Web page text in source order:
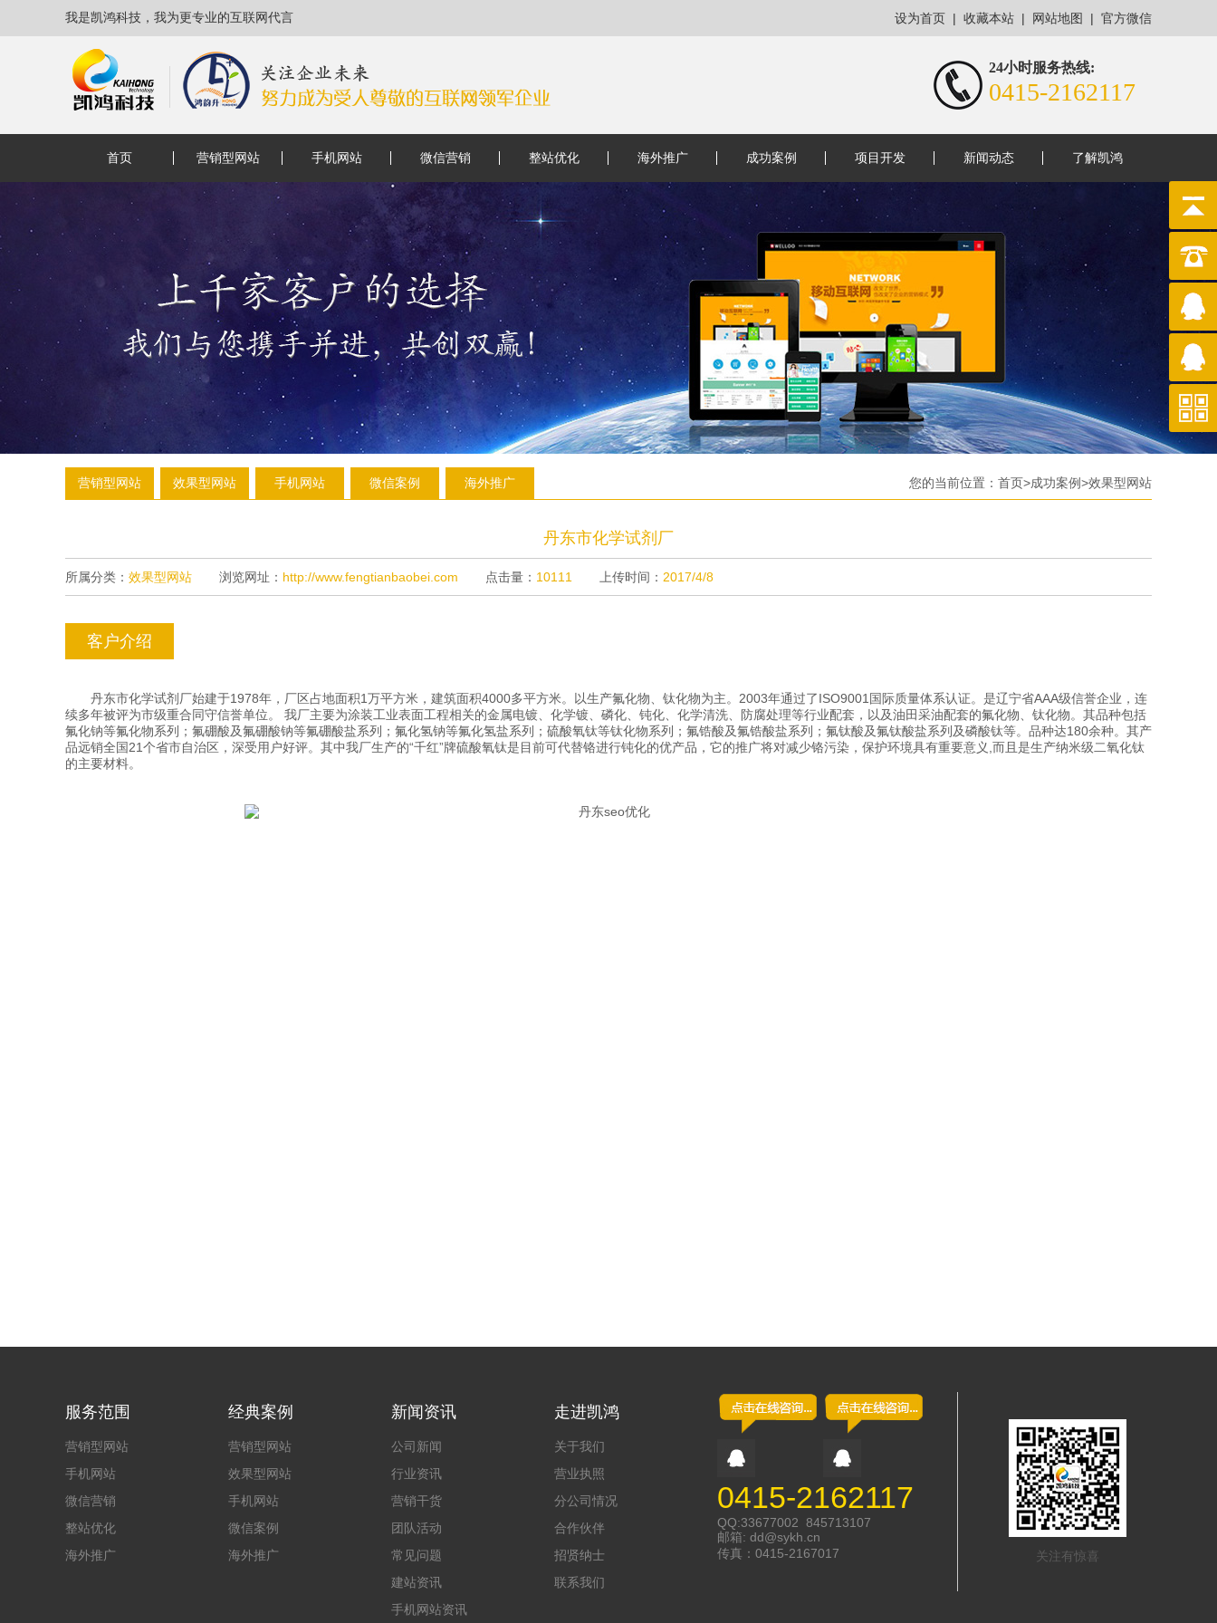
我是凯鸿科技，我为更专业的互联网代言 设为首页 | 收藏本站 | 网站地图 | 官方微信
24小时服务热线:
0415-2162117
首页 营销型网站 手机网站 微信营销 整站优化 海外推广 成功案例 项目开发 新闻动态 了解凯鸿
营销型网站 效果型网站 手机网站 微信案例 海外推广 您的当前位置： 首页>成功案例>效果型网站
丹东市化学试剂厂
所属分类： 效果型网站 浏览网址： http://www.fengtianbaobei.com 点击量： 10111 上传时间： 2017/4/8
客户介绍
丹东市化学试剂厂始建于1978年，厂区占地面积1万平方米，建筑面积4000多平方米。以生产氟化物、钛化物为主。2003年通过了ISO9001国际质量体系认证。是辽宁省AAA级信誉企业，连
续多年被评为市级重合同守信誉单位。 我厂主要为涂装工业表面工程相关的金属电镀、化学镀、磷化、钝化、化学清洗、防腐处理等行业配套，以及油田采油配套的氟化物、钛化物。其品种包括
氟化钠等氟化物系列；氟硼酸及氟硼酸钠等氟硼酸盐系列；氟化氢钠等氟化氢盐系列；硫酸氧钛等钛化物系列；氟锆酸及氟锆酸盐系列；氟钛酸及氟钛酸盐系列及磷酸钛等。品种达180余种。其产
品远销全国21个省市自治区，深受用户好评。其中我厂生产的“千红”牌硫酸氧钛是目前可代替铬进行钝化的优产品，它的推广将对减少铬污染，保护环境具有重要意义,而且是生产纳米级二氧化钛
的主要材料。
服务范围
营销型网站
手机网站
微信营销
整站优化
海外推广
经典案例
营销型网站
效果型网站
手机网站
微信案例
海外推广
新闻资讯
公司新闻
行业资讯
营销干货
团队活动
常见问题
建站资讯
手机网站资讯
走进凯鸿
关于我们
营业执照
分公司情况
合作伙伴
招贤纳士
联系我们
0415-2162117
QQ:33677002 845713107
邮箱: dd@sykh.cn
传真：0415-2167017
关注有惊喜